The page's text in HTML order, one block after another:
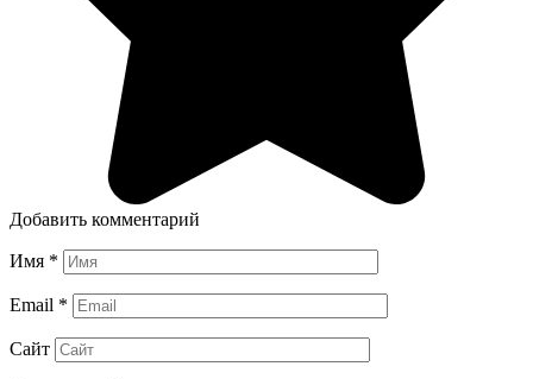
Добавить комментарий
Имя *
Email *
Сайт